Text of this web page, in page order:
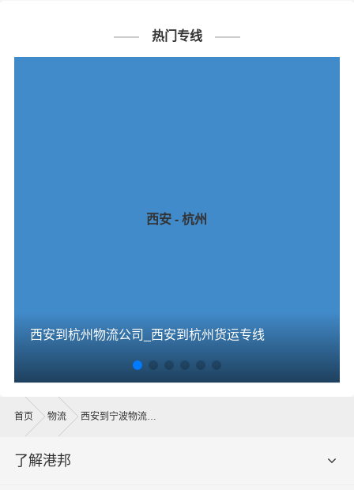
热门专线
西安 - 杭州
西安到杭州物流公司_西安到杭州货运专线
首页 物流 西安到宁波物流公司
了解港邦